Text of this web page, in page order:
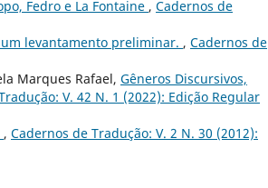
Fedro e La Fontaine , Cadernos de
levantamento preliminar. , Cadernos de
Marques Rafael, Gêneros Discursivos,
V. 42 N. 1 (2022): Edição Regular
, Cadernos de Tradução: V. 2 N. 30 (2012):